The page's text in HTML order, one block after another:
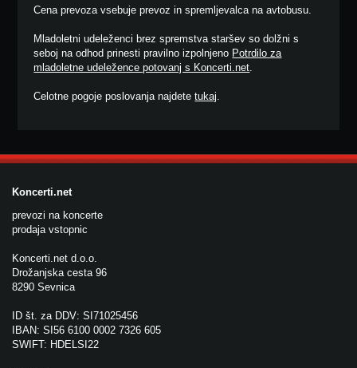
Cena prevoza vsebuje prevoz in spremljevalca na avtobusu.
Mladoletni udeleženci brez spremstva staršev so dolžni s
seboj na odhod prinesti pravilno izpolnjeno Potrdilo za
mladoletne udeležence potovanj s Koncerti.net.
Celotne pogoje poslovanja najdetetukaj.
Koncerti.net
prevozi na koncerte
prodaja vstopnic
Koncerti.net d.o.o.
Drožanjska cesta 96
8290 Sevnica
ID št. za DDV: SI71025456
IBAN: SI56 6100 0002 7326 605
SWIFT: HDELSI22